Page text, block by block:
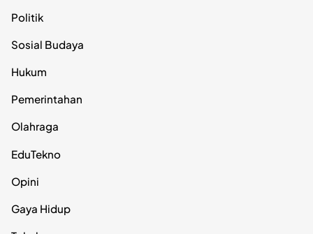
Politik
Sosial Budaya
Hukum
Pemerintahan
Olahraga
EduTekno
Opini
Gaya Hidup